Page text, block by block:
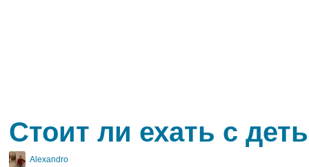
Стоит ли ехать с
Alexandro